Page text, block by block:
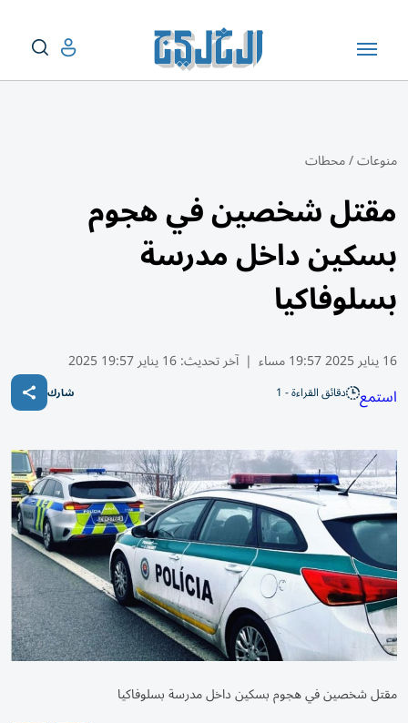
منوعات/محطات
مقتل شخصين في هجوم
بسكين داخل مدرسة
بسلوفاكيا
16 يناير 2025 19:57 مساء | آخر تحديث:16 يناير 19:57 2025
استمع دقائق القراءة - 1 شارك
مقتل شخصين في هجوم بسكين داخل مدرسة بسلوفاكيا